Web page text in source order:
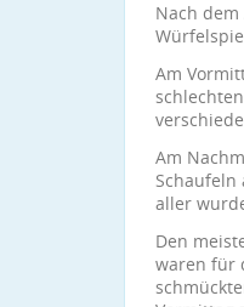
Nach
Am
Am
aller
Den
waren für